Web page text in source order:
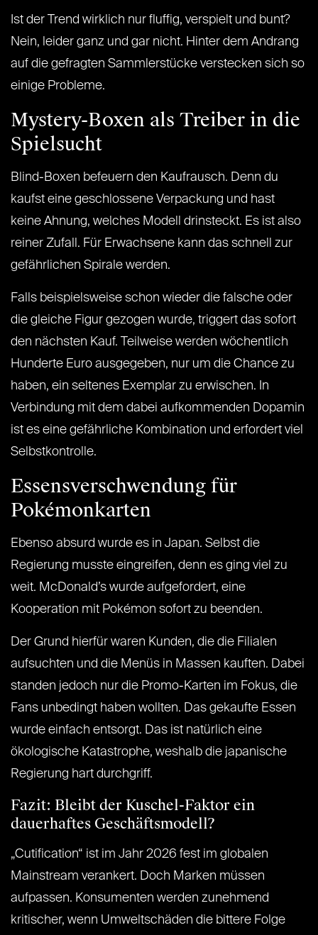
Ist der Trend wirklich nur fluffig, verspielt und bunt?
Nein, leider ganz und gar nicht. Hinter dem Andrang
auf die gefragten Sammlerstücke verstecken sich so
einige Probleme.
Mystery-Boxen als Treiber in die
Spielsucht
Blind-Boxen befeuern den Kaufrausch. Denn du
kaufst eine geschlossene Verpackung und hast
keine Ahnung, welches Modell drinsteckt. Es ist also
reiner Zufall. Für Erwachsene kann das schnell zur
gefährlichen Spirale werden.
Falls beispielsweise schon wieder die falsche oder
die gleiche Figur gezogen wurde, triggert das sofort
den nächsten Kauf. Teilweise werden wöchentlich
Hunderte Euro ausgegeben, nur um die Chance zu
haben, ein seltenes Exemplar zu erwischen. In
Verbindung mit dem dabei aufkommenden Dopamin
ist es eine gefährliche Kombination und erfordert viel
Selbstkontrolle.
Essensverschwendung für
Pokémonkarten
Ebenso absurd wurde es in Japan. Selbst die
Regierung musste eingreifen, denn es ging viel zu
weit. McDonald’s wurde aufgefordert, eine
Kooperation mit Pokémon sofort zu beenden.
Der Grund hierfür waren Kunden, die die Filialen
aufsuchten und die Menüs in Massen kauften. Dabei
standen jedoch nur die Promo-Karten im Fokus, die
Fans unbedingt haben wollten. Das gekaufte Essen
wurde einfach entsorgt. Das ist natürlich eine
ökologische Katastrophe, weshalb die japanische
Regierung hart durchgriff.
Fazit: Bleibt der Kuschel-Faktor ein
dauerhaftes Geschäftsmodell?
„Cutification“ ist im Jahr 2026 fest im globalen
Mainstream verankert. Doch Marken müssen
aufpassen. Konsumenten werden zunehmend
kritischer, wenn Umweltschäden die bittere Folge